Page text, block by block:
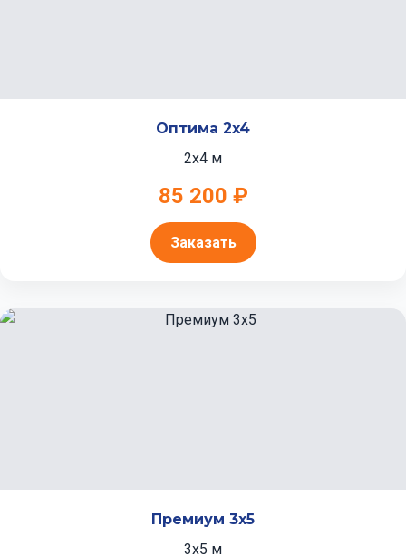
Оптима 2x4
2x4 м
85 200 ₽
Заказать
Премиум 3x5
3x5 м